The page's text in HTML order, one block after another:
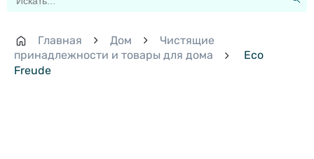
Главная Дом
Чистящие
принадлежности и товары для дома
Eco
Freude